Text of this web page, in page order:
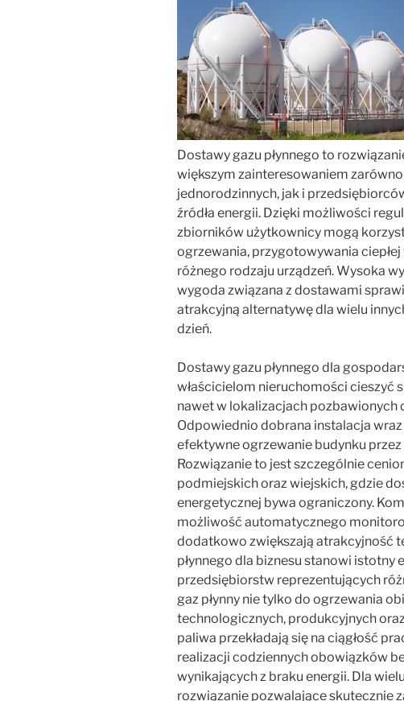
Dostawy gazu płynnego to
większym zainteresowaniem
jednorodzinnych, jak i
źródła energii. Dzięki możliwości
zbiorników użytkownicy mogą
ogrzewania, przygotowywania
różnego rodzaju urządzeń. Wysoka
wygoda związana z dostawami
atrakcyjną alternatywę dla wielu
dzień.
Dostawy gazu płynnego dla
właścicielom nieruchomości cieszyć
nawet w lokalizacjach pozbawionych
Odpowiednio dobrana instalacja
efektywne ogrzewanie budynku przez
Rozwiązanie to jest szczególnie
podmiejskich oraz wiejskich, gdzie
energetycznej bywa ograniczony.
możliwość automatycznego
dodatkowo zwiększają atrakcyjność
płynnego dla biznesu stanowi
przedsiębiorstw reprezentujących
gaz płynny nie tylko do ogrzewania
technologicznych, produkcyjnych
paliwa przekładają się na ciągłość
realizacji codziennych obowiązków
wynikających z braku energii. Dla
rozwiązanie pozwalające skutecznie